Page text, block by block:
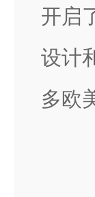
开启
设计
多欧